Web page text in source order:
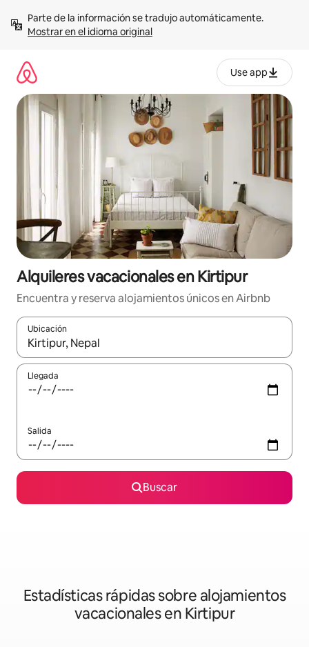
contenidoMostrar en el idioma original
Use app
Alquileres vacacionales en Kirtipur
Encuentra y reserva alojamientos únicos en Airbnb
Ubicación
Cuando los resultados estén disponibles, navega con las
Llegada
Salida
Buscar
Estadísticas rápidas sobre alojamientos
vacacionales en Kirtipur